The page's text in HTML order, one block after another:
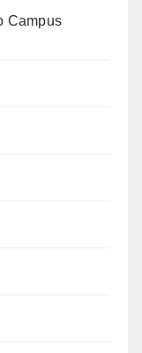
Campus